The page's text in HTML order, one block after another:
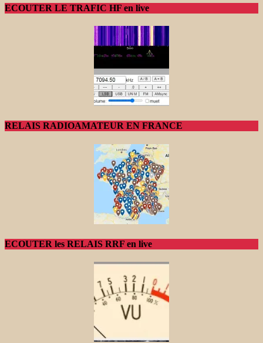
ECOUTER LE TRAFIC HF en live
RELAIS RADIOAMATEUR EN FRANCE
ECOUTER les RELAIS RRF en live